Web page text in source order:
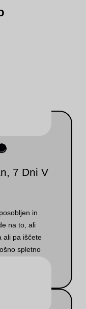
7 Dni V
in
na to, ali
ali pa iščete
spletno